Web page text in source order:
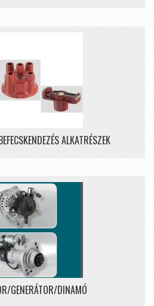
ALKATRÉSZEK
GENERÁTOR/DINAMÓ